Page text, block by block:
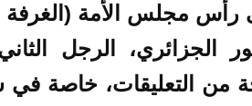
قوجيل (90 سنة) على رأس مجلس الأمة
الجزائري، الرجل
من التعليقات، خاصة